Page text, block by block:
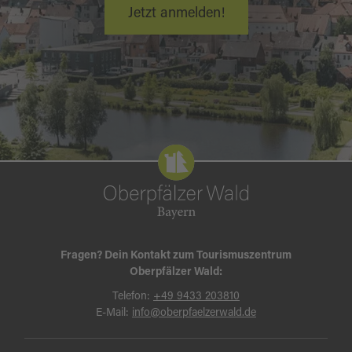
Neustadt am Kulm - Kastl - Trabitz - Pressath
Oberflächenbeschaffenheit:
fast durchgehend
Asphaltstraßen, davon einige Kilometer
Kreisstraße, sonst Nebenstraßen, zwei
Abschnitte Feldweg
Bahnanschluss:
Pressath, Kemnath-Neustadt
, zuletzt geändert am 14.08.2025
Jetzt anmelden!
Fragen? Dein Kontakt zum Tourismuszentrum
Oberpfälzer Wald:
Telefon: +49 9433 203810
E-Mail: info@oberpfaelzerwald.de